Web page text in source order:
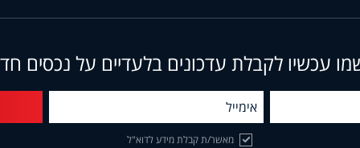
עכשיו לקבלת עדכונים בלעדיים על נכסים
מאשר/ת קבלת מידע לדוא"ל